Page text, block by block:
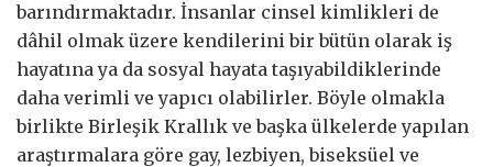
barındırmaktadır. İnsanlar cinsel kimlikleri de
dâhil olmak üzere kendilerini bir bütün olarak iş
hayatına ya da sosyal hayata taşıyabildiklerinde
daha verimli ve yapıcı olabilirler. Böyle olmakla
birlikte Birleşik Krallık ve başka ülkelerde yapılan
araştırmalara göre gay, lezbiyen, biseksüel ve